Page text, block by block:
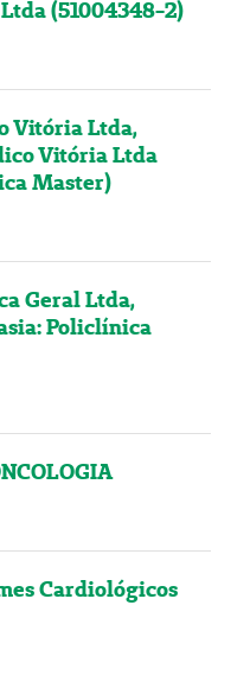
(51004348-2)
Vitória Ltda,
Vitória Ltda
Master)
Geral Ltda,
Policlínica
Cardiológicos